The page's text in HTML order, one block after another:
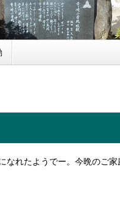
れたようでー。今晩のご